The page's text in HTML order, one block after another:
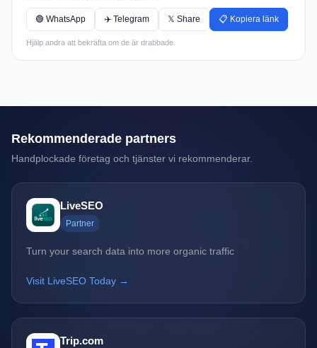
🟢 WhatsApp ✈️ Telegram 𝕏 Share 📋 Kopiera länk
Hjälp andra att bekräfta om de är drabbade.
Rekommenderade partners
Handplockade företag och tjänster vi rekommenderar.
LiveSEO
Partner
Turn your search data into more organic traffic
Visit LiveSEO Today →
Trip.com